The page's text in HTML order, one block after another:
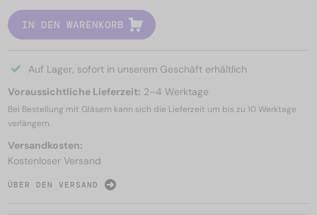
IN DEN WARENKORB
Auf Lager, sofort in unserem Geschäft erhältlich
Voraussichtliche Lieferzeit: 2–4 Werktage
Bei Bestellung mit Gläsern kann sich die Lieferzeit um bis zu 10 Werktage
verlängern.
Versandkosten:
Kostenloser Versand
ÜBER DEN VERSAND